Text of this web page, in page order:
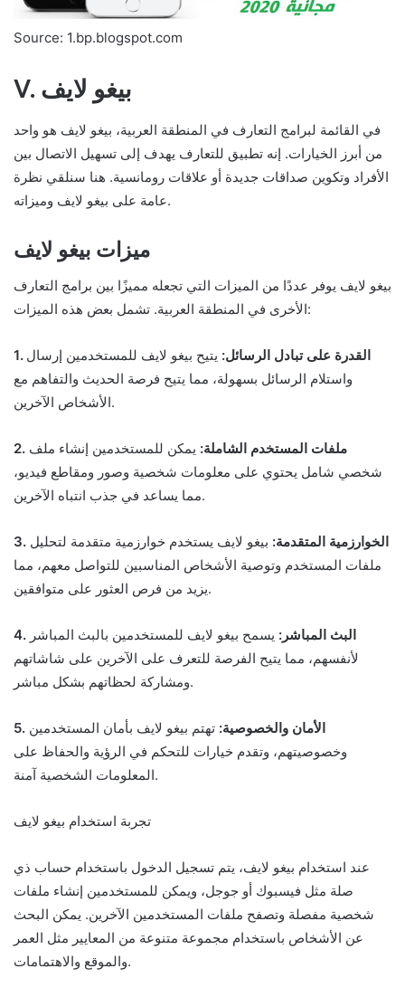
Source: 1.bp.blogspot.com
V. بيغو لايف
في القائمة لبرامج التعارف في المنطقة العربية، بيغو لايف هو واحد
من أبرز الخيارات. إنه تطبيق للتعارف يهدف إلى تسهيل الاتصال بين
الأفراد وتكوين صداقات جديدة أو علاقات رومانسية. هنا سنلقي نظرة
عامة على بيغو لايف وميزاته.
ميزات بيغو لايف
بيغو لايف يوفر عددًا من الميزات التي تجعله مميزًا بين برامج التعارف
الأخرى في المنطقة العربية. تشمل بعض هذه الميزات:
1. القدرة على تبادل الرسائل: يتيح بيغو لايف للمستخدمين إرسال
واستلام الرسائل بسهولة، مما يتيح فرصة الحديث والتفاهم مع
الأشخاص الآخرين.
2. ملفات المستخدم الشاملة: يمكن للمستخدمين إنشاء ملف
شخصي شامل يحتوي على معلومات شخصية وصور ومقاطع فيديو،
مما يساعد في جذب انتباه الآخرين.
3. الخوارزمية المتقدمة: بيغو لايف يستخدم خوارزمية متقدمة لتحليل
ملفات المستخدم وتوصية الأشخاص المناسبين للتواصل معهم، مما
يزيد من فرص العثور على متوافقين.
4. البث المباشر: يسمح بيغو لايف للمستخدمين بالبث المباشر
لأنفسهم، مما يتيح الفرصة للتعرف على الآخرين على شاشاتهم
ومشاركة لحظاتهم بشكل مباشر.
5. الأمان والخصوصية: تهتم بيغو لايف بأمان المستخدمين
وخصوصيتهم، وتقدم خيارات للتحكم في الرؤية والحفاظ على
المعلومات الشخصية آمنة.
تجربة استخدام بيغو لايف
عند استخدام بيغو لايف، يتم تسجيل الدخول باستخدام حساب ذي
صلة مثل فيسبوك أو جوجل، ويمكن للمستخدمين إنشاء ملفات
شخصية مفصلة وتصفح ملفات المستخدمين الآخرين. يمكن البحث
عن الأشخاص باستخدام مجموعة متنوعة من المعايير مثل العمر
والموقع والاهتمامات.